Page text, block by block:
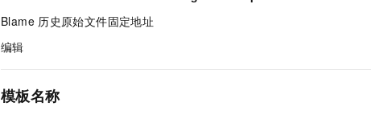
Blame 历史原始文件固定地址
编辑
模板名称